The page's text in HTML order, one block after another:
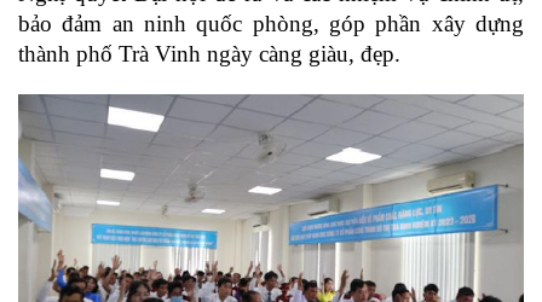
bảo đảm an ninh quốc phòng, góp phần xây dựng
thành phố Trà Vinh ngày càng giàu, đẹp.